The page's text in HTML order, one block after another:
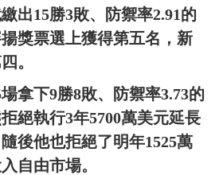
出15勝3敗、防禦率2.91的
獎票選上獲得第五名，新
。
拿下9勝8敗、防禦率3.73的
絕執行3年5700萬美元延長
後他也拒絕了明年1525萬
自由市場。